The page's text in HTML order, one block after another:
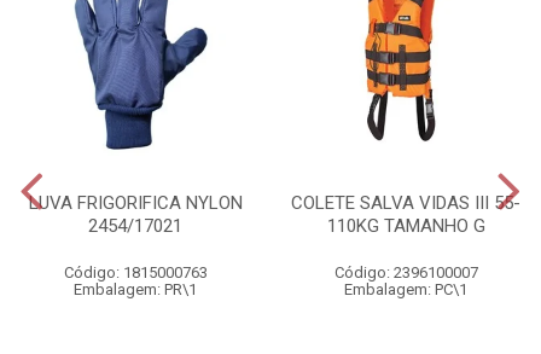
LUVA FRIGORIFICA NYLON
2454/17021
Código: 1815000763
Embalagem: PR\1
COLETE SALVA VIDAS III 55-
110KG TAMANHO G
Código: 2396100007
Embalagem: PC\1